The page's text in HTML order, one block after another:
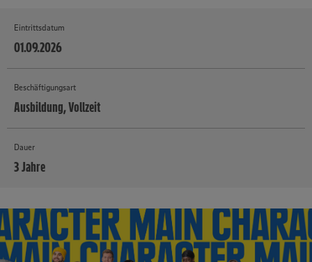
Eintrittsdatum
01.09.2026
Beschäftigungsart
Ausbildung, Vollzeit
Dauer
3 Jahre